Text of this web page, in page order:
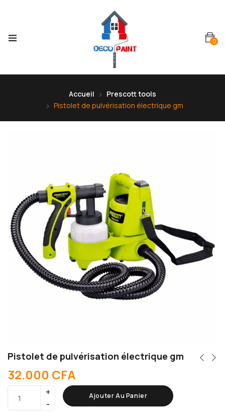
0
Accueil
Prescott tools
Pistolet de pulvérisation électrique gm
Pistolet de pulvérisation électrique gm
32.000 CFA
Ajouter Au Panier